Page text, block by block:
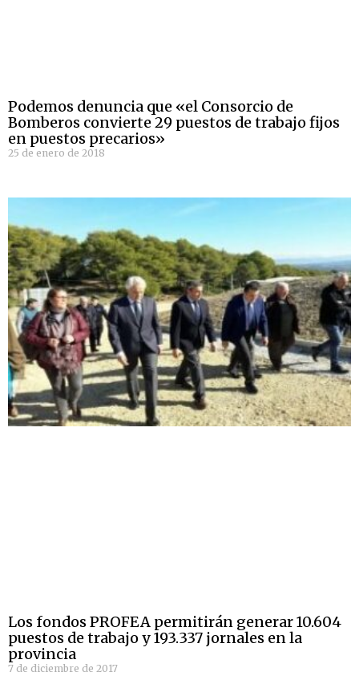
Podemos denuncia que «el Consorcio de
Bomberos convierte 29 puestos de trabajo fijos
en puestos precarios»
25 de enero de 2018
Los fondos PROFEA permitirán generar 10.604
puestos de trabajo y 193.337 jornales en la
provincia
7 de diciembre de 2017